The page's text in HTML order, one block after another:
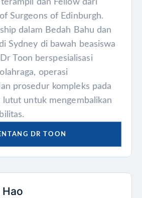
dan Fellow dari
Surgeons of Edinburgh.
dalam Bedah Bahu dan
Sydney di bawah beasiswa
Toon berspesialisasi
operasi
prosedur kompleks pada
lutut untuk mengembalikan
DR TOON
Hao